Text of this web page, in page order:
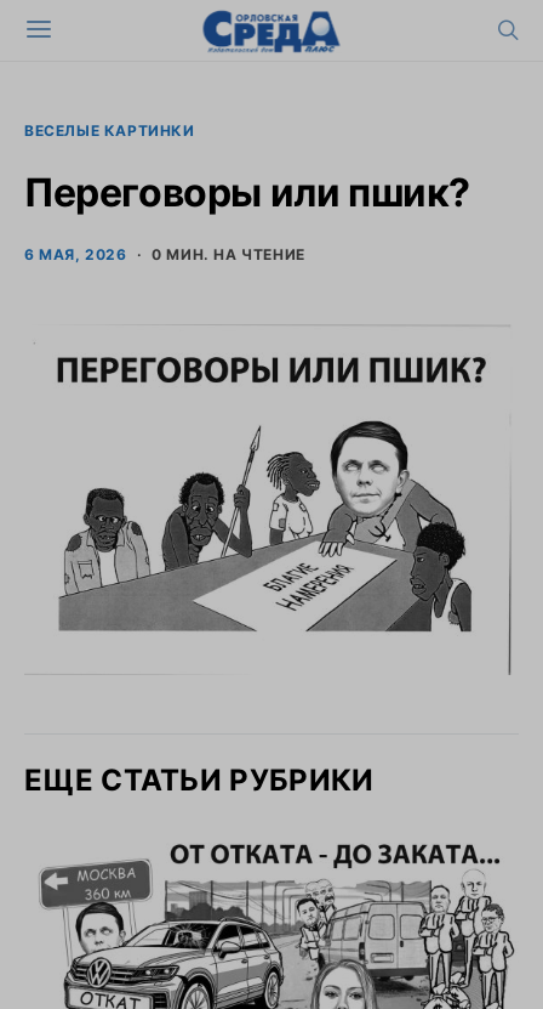
ВЕСЕЛЫЕ КАРТИНКИ
Переговоры или пшик?
6 МАЯ, 2026 0 МИН. НА ЧТЕНИЕ
ЕЩЕ СТАТЬИ РУБРИКИ